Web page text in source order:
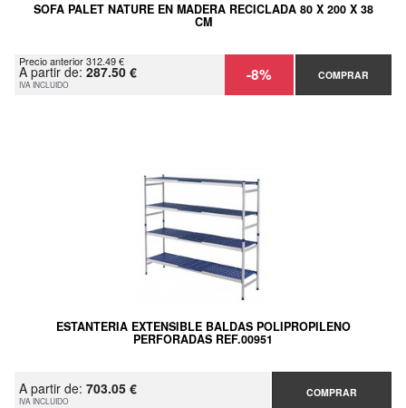
SOFA PALET NATURE EN MADERA RECICLADA 80 X 200 X 38
CM
Precio anterior 312.49 €
A partir de: 287.50 €
IVA INCLUIDO -8% COMPRAR
ESTANTERIA EXTENSIBLE BALDAS POLIPROPILENO
PERFORADAS REF.00951
A partir de: 703.05 €
IVA INCLUIDO
COMPRAR